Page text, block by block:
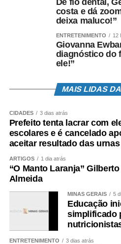
vida dos mineiros.
Além disso, por meio da
de 18 de abril de 2018, foi
Enfrentamento da
caráter consultivo. Em maio de
fomentam os compromissos do
de Estado de Saúde de Minas
https://www.saude.mg.gov.br/
COMENTE ABAIXO:
costa e dá
deixa maluco!”
ENTRETENIMENTO 12
Giovanna
diagnóstico do
ele!”
MAIS LIDAS
CIDADES 3 dias atrás
Prefeito tenta lacrar com
escolares e é cancelado
aceitar resultado das urnas
ARTIGOS 1 dia atrás
“O Manto Laranja” Gilberto
Almeida
MINAS GERAIS 5
Educação
simplificado
ENTRETENIMENTO 3 dias atrás